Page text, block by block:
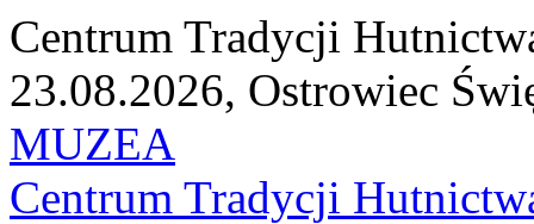
Centrum Tradycji
23.08.2026, Ostrowiec
MUZEA
Centrum Tradycji